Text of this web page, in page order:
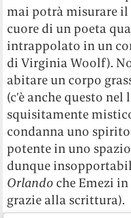
mai potrà misurare il
cuore di un poeta
intrappolato in un
di Virginia Woolf).
abitare un corpo
(c’è anche questo
squisitamente
condanna uno
potente in uno
dunque
Orlando che Emezi
grazie alla scrittura).